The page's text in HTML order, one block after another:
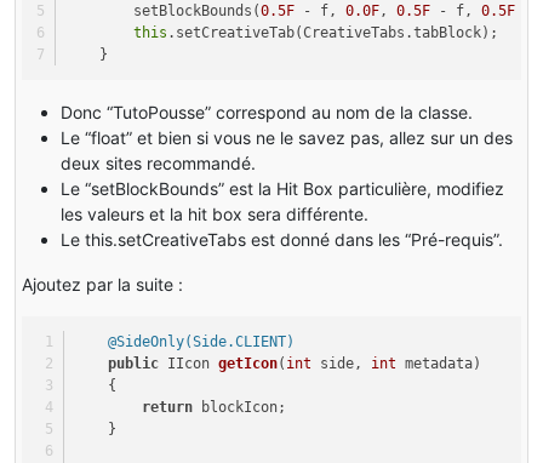
        setBlockBounds(
0.5F - f, 0.0F, 0.5F - f, 0.5F
this .setCreativeTab(CreativeTabs.tabBlock);
    }
Donc “TutoPousse” correspond au nom de la classe.
Le “float” et bien si vous ne le savez pas, allez sur un des
deux sites recommandé.
Le “setBlockBounds” est la Hit Box particulière, modifiez
les valeurs et la hit box sera différente.
Le this.setCreativeTabs est donné dans les “Pré-requis”.
Ajoutez par la suite :
@SideOnly(Side.CLIENT)
public IIcon getIcon( int side, int metadata)
    {
return blockIcon;
    }